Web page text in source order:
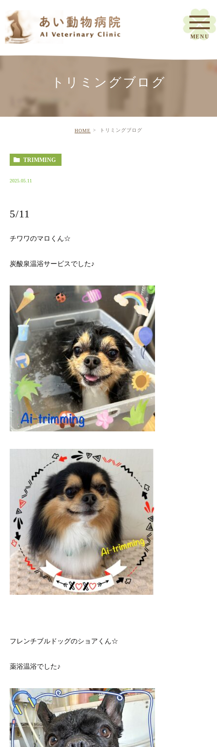
トリミングブログ
HOME トリミングブログ
TRIMMING
2025.05.11
5/11
チワワのマロくん☆
炭酸泉温浴サービスでした♪
フレンチブルドッグのショアくん☆
薬浴温浴でした♪